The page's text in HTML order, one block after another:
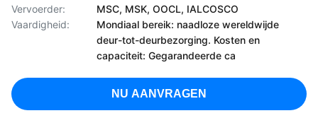
Vervoerder:
MSC, MSK, OOCL, IALCOSCO
Vaardigheid:
Mondiaal bereik: naadloze wereldwijde
deur-tot-deurbezorging. Kosten en
capaciteit: Gegarandeerde ca
NU AANVRAGEN